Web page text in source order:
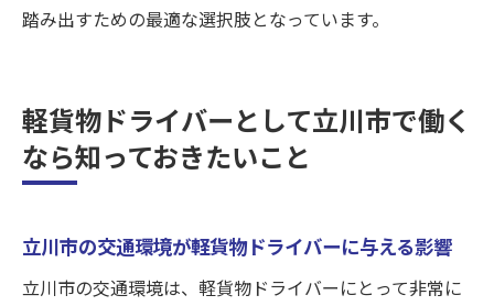
踏み出すための最適な選択肢となっています。
軽貨物ドライバーとして立川市で働く
なら知っておきたいこと
立川市の交通環境が軽貨物ドライバーに与える影響
立川市の交通環境は、軽貨物ドライバーにとって非常に